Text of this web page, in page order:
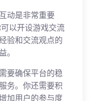
动是非常重要
以开设游戏交流
验和交流观点的
。
要确保平台的稳
务。你还需要积
加用户的参与度